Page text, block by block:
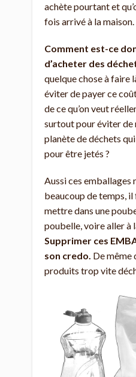
achète pourtant et
fois arrivé à la maison.
Comment est-ce
d’acheter des
quelque chose à faire
éviter de payer ce
de ce qu’on veut
surtout pour éviter
planète de déchets
pour être jetés ?
Aussi ces emballages
beaucoup de temps, il
mettre dans une
poubelle, voire aller à
Supprimer ces
son credo. De même
produits trop vite